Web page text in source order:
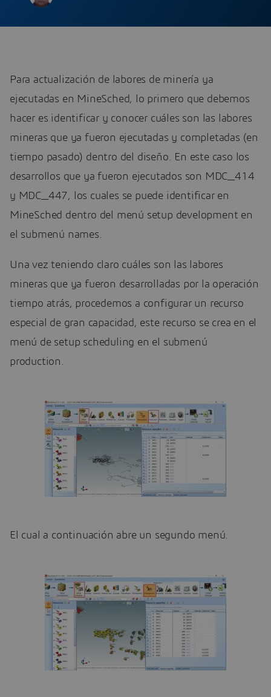
Para actualización de labores de minería ya
ejecutadas en MineSched, lo primero que debemos
hacer es identificar y conocer cuáles son las labores
mineras que ya fueron ejecutadas y completadas (en
tiempo pasado) dentro del diseño. En este caso los
desarrollos que ya fueron ejecutados son MDC_414
y MDC_447, los cuales se puede identificar en
MineSched dentro del menú setup development en
el submenú names.
Una vez teniendo claro cuáles son las labores
mineras que ya fueron desarrolladas por la operación
tiempo atrás, procedemos a configurar un recurso
especial de gran capacidad, este recurso se crea en el
menú de setup scheduling en el submenú
production.
El cual a continuación abre un segundo menú.